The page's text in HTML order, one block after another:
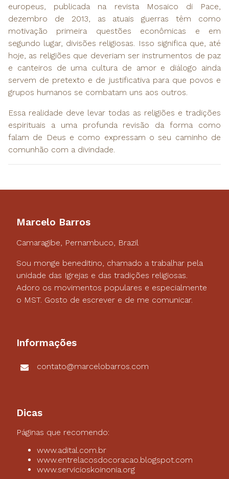
europeus, publicada na revista Mosaico di Pace,
dezembro de 2013, as atuais guerras têm como
motivação primeira questões econômicas e em
segundo lugar, divisões religiosas. Isso significa que, até
hoje, as religiões que deveriam ser instrumentos de paz
e canteiros de uma cultura de amor e diálogo ainda
servem de pretexto e de justificativa para que povos e
grupos humanos se combatam uns aos outros.
Essa realidade deve levar todas as religiões e tradições
espirituais a uma profunda revisão da forma como
falam de Deus e como expressam o seu caminho de
comunhão com a divindade.
Marcelo Barros
Camaragibe, Pernambuco, Brazil
Sou monge beneditino, chamado a trabalhar pela
unidade das Igrejas e das tradições religiosas.
Adoro os movimentos populares e especialmente
o MST. Gosto de escrever e de me comunicar.
Informações
contato@marcelobarros.com
Dicas
Páginas que recomendo:
www.adital.com.br
www.entrelacosdocoracao.blogspot.com
www.servicioskoinonia.org